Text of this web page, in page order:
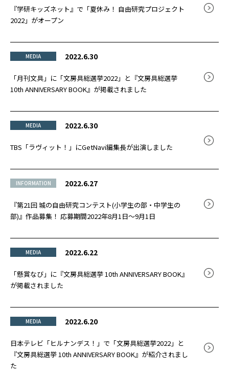
『学研キッズネット』で「夏休み！ 自由研究プロジェクト
2022」がオープン
MEDIA 2022.6.30
「月刊文具」に「文房具総選挙2022」と『文房具総選挙
10th ANNIVERSARY BOOK』が掲載されました
MEDIA 2022.6.30
TBS「ラヴィット！」にGetNavi編集長が出演しました
INFORMATION 2022.6.27
『第21回 城の自由研究コンテスト(小学生の部・中学生の
部)』作品募集！ 応募期間2022年8月1日～9月1日
MEDIA 2022.6.22
「懸賞なび」に『文房具総選挙 10th ANNIVERSARY BOOK』
が掲載されました
MEDIA 2022.6.20
日本テレビ「ヒルナンデス！」で「文房具総選挙2022」と
『文房具総選挙 10th ANNIVERSARY BOOK』が紹介されまし
た